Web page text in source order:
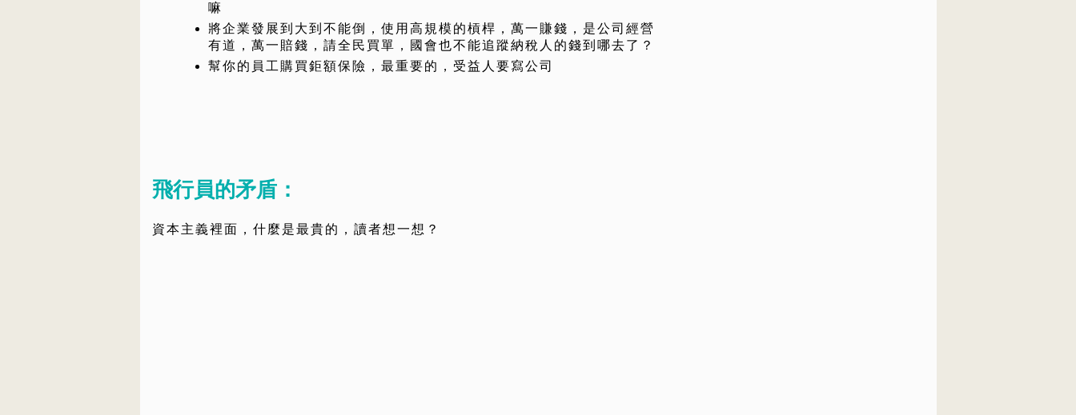
嘛
將企業發展到大到不能倒，使用高規模的槓桿，萬一賺錢，是公司經營
有道，萬一賠錢，請全民買單，國會也不能追蹤納稅人的錢到哪去了？
幫你的員工購買鉅額保險，最重要的，受益人要寫公司
飛行員的矛盾：
資本主義裡面，什麼是最貴的，讀者想一想？